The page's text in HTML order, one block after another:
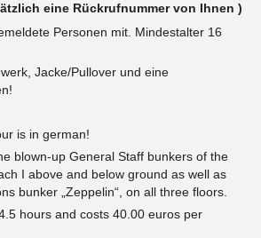
eine Rückrufnummer von Ihnen )
Personen mit. Mindestalter 16
Jacke/Pullover und eine
is in german!
blown-up General Staff bunkers of the
I above and below ground as well as
bunker „Zeppelin“, on all three floors.
hours and costs 40.00 euros per